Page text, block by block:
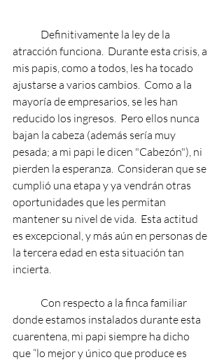
Definitivamente la ley de la
atracción funciona.  Durante esta crisis, a
mis papis, como a todos, les ha tocado
ajustarse a varios cambios.  Como a la
mayoría de empresarios, se les han
reducido los ingresos.  Pero ellos nunca
bajan la cabeza (además sería muy
pesada; a mi papi le dicen "Cabezón"), ni
pierden la esperanza.  Consideran que se
cumplió una etapa y ya vendrán otras
oportunidades que les permitan
mantener su nivel de vida.  Esta actitud
es excepcional, y más aún en personas de
la tercera edad en esta situación tan
incierta.
Con respecto a la finca familiar
donde estamos instalados durante esta
cuarentena, mi papi siempre ha dicho
que “lo mejor y único que produce es